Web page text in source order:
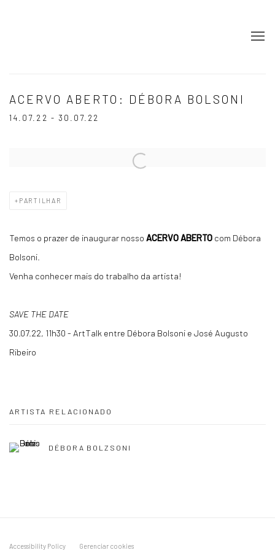
ACERVO ABERTO: DÉBORA BOLSONI
14.07.22 - 30.07.22
Open a larger version of the following image in a popup:
PARTILHAR
Temos o prazer de inaugurar nosso ACERVO ABERTO com Débora
Bolsoni.
Venha conhecer mais do trabalho da artista!
SAVE THE DATE
30.07.22, 11h30 - ArtTalk entre Débora Bolsoni e José Augusto
Ribeiro
ARTISTA RELACIONADO
DÉBORA BOLZSONI
Accessibility Policy Gerenciar cookies